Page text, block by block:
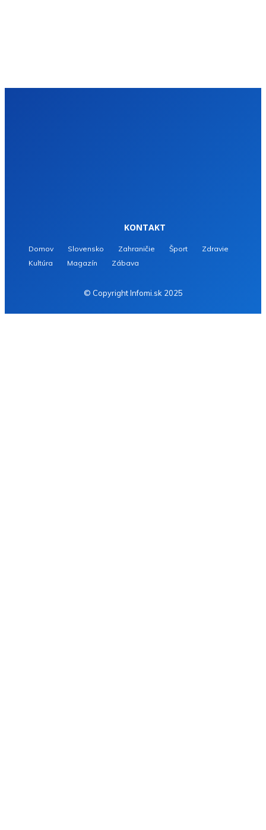
KONTAKT
Domov Slovensko Zahraničie Šport
Zdravie
Kultúra
Magazín Zábava
© Copyright Infomi.sk 2025